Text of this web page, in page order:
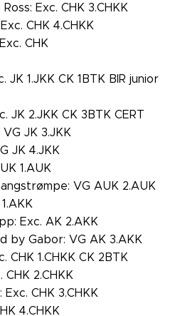
Exc. CHK 3.CHKK
CHK 4.CHKK
CHK
JK 1.JKK CK 1BTK BIR junior
JK 2.JKK CK 3BTK CERT
JK 3.JKK
JK 4.JKK
1.AUK
VG AUK 2.AUK
Exc. AK 2.AKK
by Gabor: VG AK 3.AKK
CHK 1.CHKK CK 2BTK
CHK 2.CHKK
Exc. CHK 3.CHKK
4.CHKK